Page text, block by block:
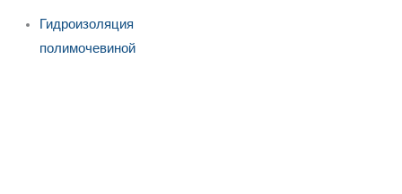
Гидроизоляция
полимочевиной